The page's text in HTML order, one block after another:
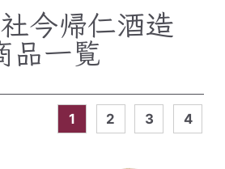
今帰仁酒造
品一覧
1 2 3 4